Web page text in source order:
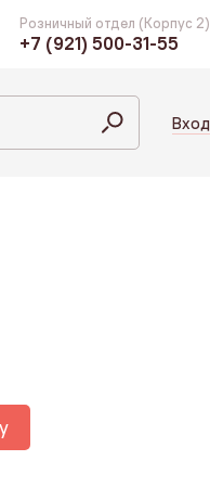
Розничный отдел (Корпус 2)
+7 (921) 500-31-55
Вход